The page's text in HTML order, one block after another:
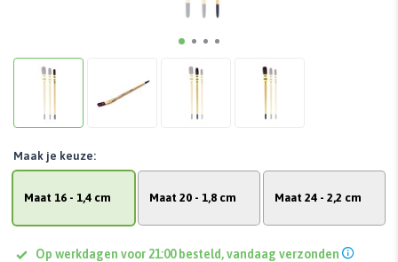
Maat 16 - 1,4 cm Maat 20 - 1,8 cm Maat 24 - 2,2 cm
Maak je keuze:
Op werkdagen voor 21:00 besteld, vandaag verzonden